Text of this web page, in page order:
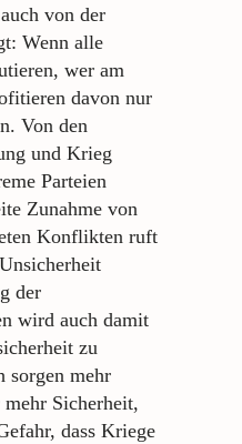
von der
Wenn alle
wer am
davon nur
Von den
und Krieg
Parteien
Zunahme von
Konflikten ruft
der
wird auch damit
zu
sorgen mehr
Sicherheit,
dass Kriege